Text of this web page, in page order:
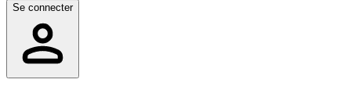
Se connecter